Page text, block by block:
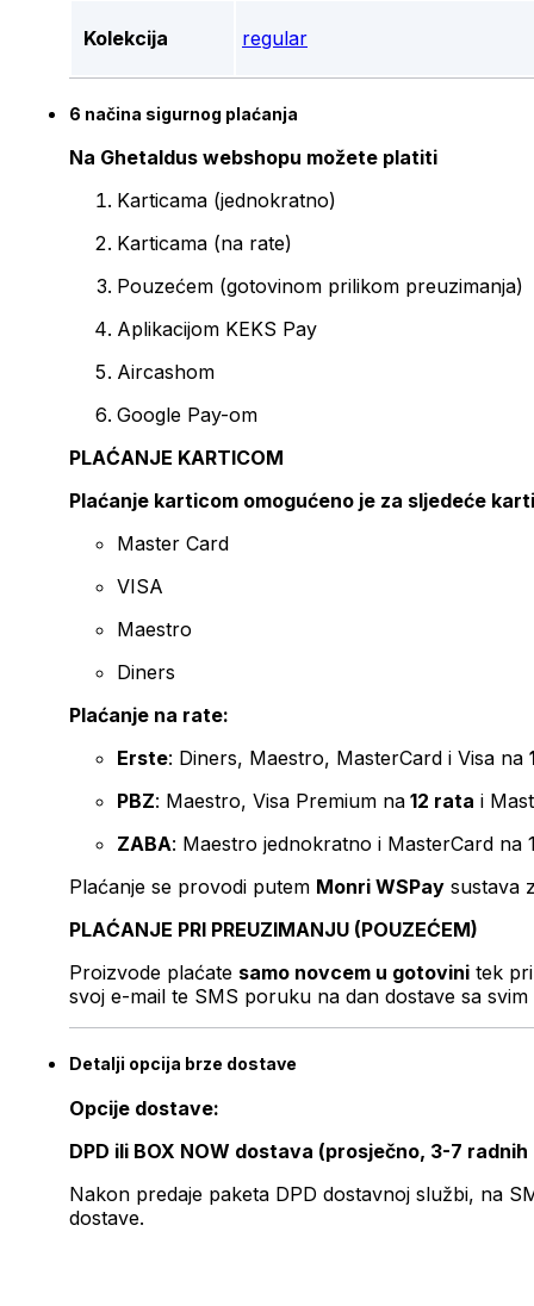
Kolekcija regular
6 načina sigurnog plaćanja
Na Ghetaldus webshopu možete platiti
Karticama (jednokratno)
Karticama (na rate)
Pouzećem (gotovinom prilikom preuzimanja)
Aplikacijom KEKS Pay
Aircashom
Google Pay-om
PLAĆANJE KARTICOM
Plaćanje karticom omogućeno je za sljedeće
Master Card
VISA
Maestro
Diners
Plaćanje na rate:
Erste: Diners, Maestro, MasterCard i Visa na
PBZ: Maestro, Visa Premium na 12 rata i
ZABA: Maestro jednokratno i MasterCard na
Plaćanje se provodi putem Monri WSPay sustava
PLAĆANJE PRI PREUZIMANJU (POUZEĆEM)
Proizvode plaćate samo novcem u gotovini tek
svoj e-mail te SMS poruku na dan dostave sa svim
Detalji opcija brze dostave
Opcije dostave:
DPD ili BOX NOW dostava (prosječno, 3-7 radnih
Nakon predaje paketa DPD dostavnoj službi, na
dostave.